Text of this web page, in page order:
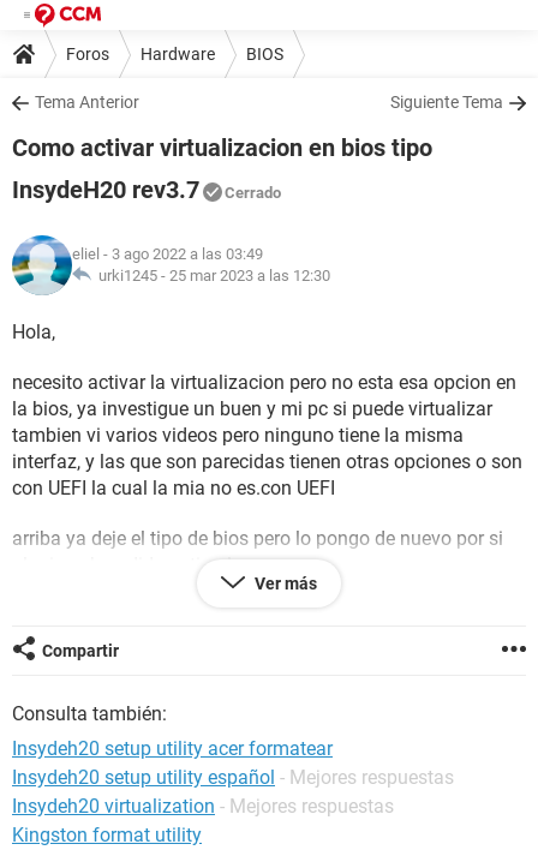
Foros Hardware BIOS
Tema Anterior Siguiente Tema
Como activar virtualizacion en bios tipo
InsydeH20 rev3.7
Cerrado
eliel - 3 ago 2022 a las 03:49
urki1245 - 25 mar 2023 a las 12:30
Hola,
necesito activar la virtualizacion pero no esta esa opcion en
la bios, ya investigue un buen y mi pc si puede virtualizar
tambien vi varios videos pero ninguno tiene la misma
interfaz, y las que son parecidas tienen otras opciones o son
con UEFI la cual la mia no es.con UEFI
arriba ya deje el tipo de bios pero lo pongo de nuevo por si
alguien ah podido activarla
1.20
Ver más
Compartir
Consulta también:
Insydeh20 setup utility acer formatear
Insydeh20 setup utility español - Mejores respuestas
Insydeh20 virtualization - Mejores respuestas
Kingston format utility